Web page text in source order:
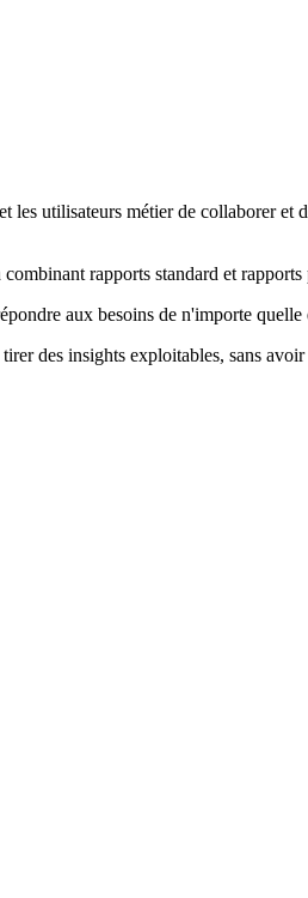
utilisateurs métier de collaborer et
rapports standard et rapports
aux besoins de n'importe quelle
des insights exploitables, sans